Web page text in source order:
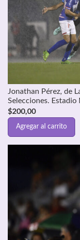
Jonathan Pérez, de
Selecciones.
$200,00
Agregar al carrito